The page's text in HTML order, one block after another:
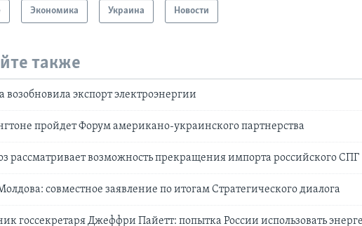
Экономика Украина Новости
также
возобновила экспорт электроэнергии
пройдет Форум американо-украинского партнерства
рассматривает возможность прекращения импорта российского СПГ
совместное заявление по итогам Стратегического диалога
госсекретаря Джеффри Пайетт: попытка России использовать